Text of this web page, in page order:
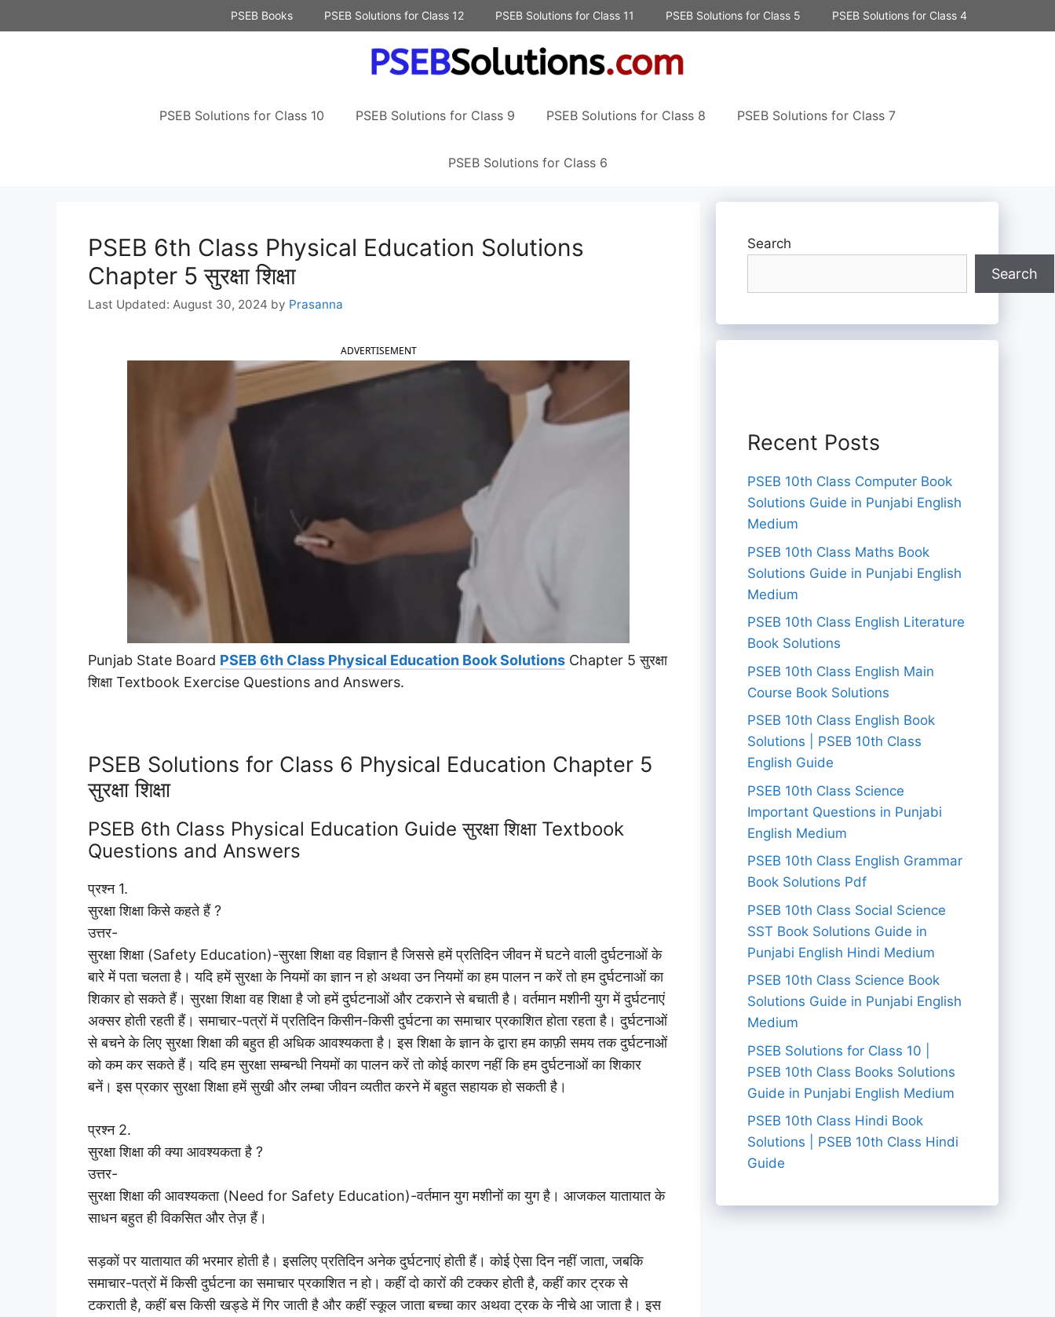
to
PSEB Books PSEB Solutions for Class 12 PSEB Solutions for Class 11 PSEB Solutions for Class 5 PSEB Solutions for Class 4
PSEB Solutions for Class 10 PSEB Solutions for Class 9 PSEB Solutions for Class 8 PSEB Solutions for Class 7
PSEB Solutions for Class 6
PSEB 6th Class Physical Education Solutions
Chapter 5 सुरक्षा शिक्षा
August 30, 2024 by Prasanna
ADVERTISEMENT
Punjab State Board PSEB 6th Class Physical Education Book Solutions Chapter 5 सुरक्षा
शिक्षा Textbook Exercise Questions and Answers.
PSEB Solutions for Class 6 Physical Education Chapter 5
सुरक्षा शिक्षा
PSEB 6th Class Physical Education Guide सुरक्षा शिक्षा Textbook
Questions and Answers
प्रश्न 1.
सुरक्षा शिक्षा किसे कहते हैं ?
उत्तर-
सुरक्षा शिक्षा (Safety Education)-सुरक्षा शिक्षा वह विज्ञान है जिससे हमें प्रतिदिन जीवन में घटने वाली दुर्घटनाओं के
बारे में पता चलता है। यदि हमें सुरक्षा के नियमों का ज्ञान न हो अथवा उन नियमों का हम पालन न करें तो हम दुर्घटनाओं का
शिकार हो सकते हैं। सुरक्षा शिक्षा वह शिक्षा है जो हमें दुर्घटनाओं और टकराने से बचाती है। वर्तमान मशीनी युग में दुर्घटनाएं
अक्सर होती रहती हैं। समाचार-पत्रों में प्रतिदिन किसीन-किसी दुर्घटना का समाचार प्रकाशित होता रहता है। दुर्घटनाओं
से बचने के लिए सुरक्षा शिक्षा की बहुत ही अधिक आवश्यकता है। इस शिक्षा के ज्ञान के द्वारा हम काफ़ी समय तक दुर्घटनाओं
को कम कर सकते हैं। यदि हम सुरक्षा सम्बन्धी नियमों का पालन करें तो कोई कारण नहीं कि हम दुर्घटनाओं का शिकार
बनें। इस प्रकार सुरक्षा शिक्षा हमें सुखी और लम्बा जीवन व्यतीत करने में बहुत सहायक हो सकती है।
प्रश्न 2.
सुरक्षा शिक्षा की क्या आवश्यकता है ?
उत्तर-
सुरक्षा शिक्षा की आवश्यकता (Need for Safety Education)-वर्तमान युग मशीनों का युग है। आजकल यातायात के
साधन बहुत ही विकसित और तेज़ हैं।
सड़कों पर यातायात की भरमार होती है। इसलिए प्रतिदिन अनेक दुर्घटनाएं होती हैं। कोई ऐसा दिन नहीं जाता, जबकि
समाचार-पत्रों में किसी दुर्घटना का समाचार प्रकाशित न हो। कहीं दो कारों की टक्कर होती है, कहीं कार ट्रक से
टकराती है, कहीं बस किसी खड्डे में गिर जाती है और कहीं स्कूल जाता बच्चा कार अथवा ट्रक के नीचे आ जाता है। इस
Search
Search
Recent Posts
PSEB 10th Class Computer Book
Solutions Guide in Punjabi English
Medium
PSEB 10th Class Maths Book
Solutions Guide in Punjabi English
Medium
PSEB 10th Class English Literature
Book Solutions
PSEB 10th Class English Main
Course Book Solutions
PSEB 10th Class English Book
Solutions | PSEB 10th Class
English Guide
PSEB 10th Class Science
Important Questions in Punjabi
English Medium
PSEB 10th Class English Grammar
Book Solutions Pdf
PSEB 10th Class Social Science
SST Book Solutions Guide in
Punjabi English Hindi Medium
PSEB 10th Class Science Book
Solutions Guide in Punjabi English
Medium
PSEB Solutions for Class 10 |
PSEB 10th Class Books Solutions
Guide in Punjabi English Medium
PSEB 10th Class Hindi Book
Solutions | PSEB 10th Class Hindi
Guide